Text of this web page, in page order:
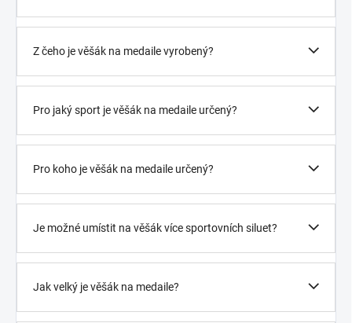
Z čeho je věšák na medaile vyrobený?
Pro jaký sport je věšák na medaile určený?
Pro koho je věšák na medaile určený?
Je možné umístit na věšák více sportovních siluet?
Jak velký je věšák na medaile?